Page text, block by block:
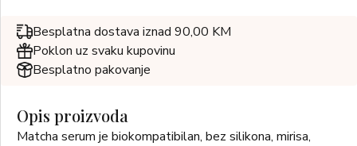
Besplatna dostava iznad 90,00 KM
Poklon uz svaku kupovinu
Besplatno pakovanje
Opis proizvoda
Matcha serum je biokompatibilan, bez silikona, mirisa,